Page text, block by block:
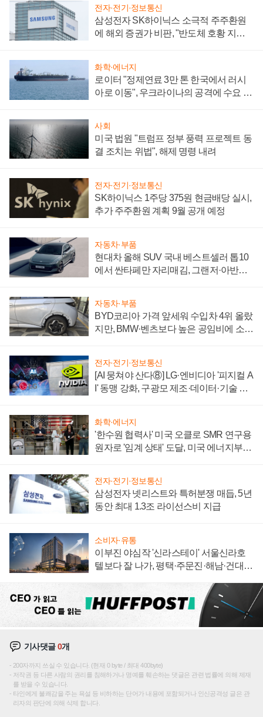
전자·전기·정보통신
삼성전자 SK하이닉스 소극적 주주환원
에 해외 증권가 비판, "반도체 호황 지속
화학·에너지
로이터 "정제연료 3만 톤 한국에서 러시
아로 이동", 우크라이나의 공격에 수요 늘
사회
미국 법원 "트럼프 정부 풍력 프로젝트 동
결 조치는 위법", 해제 명령 내려
전자·전기·정보통신
SK하이닉스 1주당 375원 현금배당 실시,
추가 주주환원 계획 9월 공개 예정
자동차·부품
현대차 올해 SUV 국내 베스트셀러 톱10
에서 싼타페만 자리매김, 그랜저·아반떼
자동차·부품
BYD코리아 가격 앞세워 수입차 4위 올랐
지만, BMW·벤츠보다 높은 공임비에 소비
전자·전기·정보통신
[AI 뭉쳐야 산다⑧] LG·엔비디아 '피지컬 A
I' 동맹 강화, 구광모 제조·데이터·기술 결
화학·에너지
'한수원 협력사' 미국 오클로 SMR 연구용
원자로 '임계 상태' 도달, 미국 에너지부
전자·전기·정보통신
삼성전자 넷리스트와 특허분쟁 매듭, 5년
동안 최대 1.3조 라이선스비 지급
소비자·유통
이부진 야심작 '신라스테이' 서울신라호
텔보다 잘 나가, 평택·주문진·해남·건대로
기사댓글0개
200자까지 쓰실 수 있습니다. (현재 0 byte / 최대 400byte)
저작권 등 다른 사람의 권리를 침해하거나 명예를 훼손하는 댓글은 관련 법률에 의해 제재
를 받을 수 있습니다.
타인에게 불쾌감을 주는 욕설 등 비하하는 단어가 내용에 포함되거나 인신공격성 글은 관
리자의 판단에 의해 삭제 합니다.